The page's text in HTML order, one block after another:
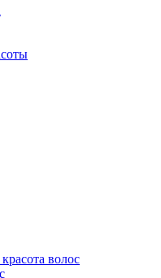
волос